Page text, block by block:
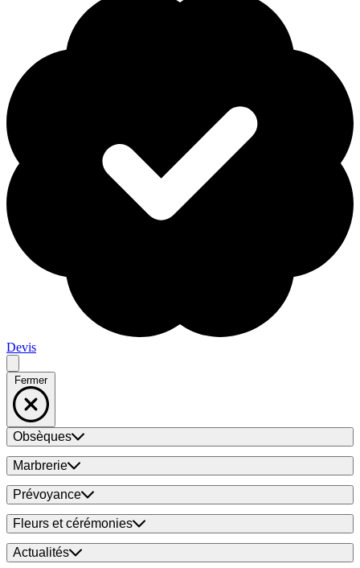
Devis
Fermer
Obsèques
Marbrerie
Prévoyance
Fleurs et cérémonies
Actualités